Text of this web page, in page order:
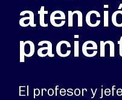
El profesor y